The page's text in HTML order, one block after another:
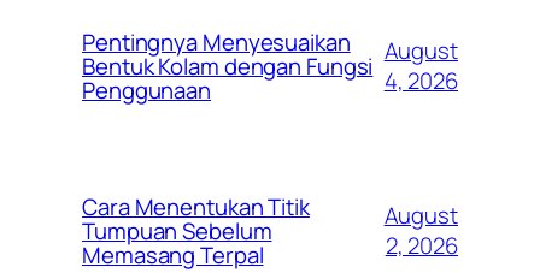
Pentingnya Menyesuaikan
Bentuk Kolam dengan Fungsi
Penggunaan
August
4, 2026
Cara Menentukan Titik
Tumpuan Sebelum
Memasang Terpal
August
2, 2026